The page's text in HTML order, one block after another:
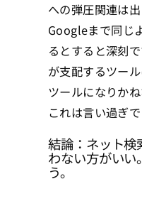
への弾圧関連は
Googleまで同じ
るとすると深刻
が支配するツー
ツールになりか
これは言い過ぎで
結論：ネット
わない方がいい。
う。